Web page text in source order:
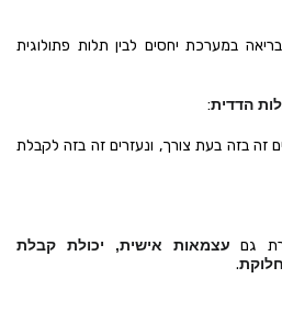
במערכת יחסים לבין תלות פתולוגית
הדדית:
זה בזה בעת צורך, ונעזרים זה בזה לקבלת
גם
עצמאות אישית, יכולת קבלת
.